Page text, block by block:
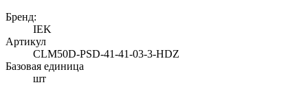
Бренд:
IEK
Артикул
CLM50D-PSD-41-41-03-3-HDZ
Базовая единица
шт